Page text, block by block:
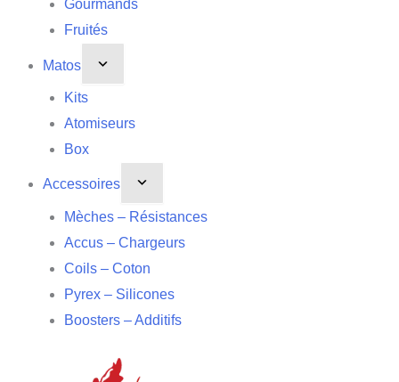
Gourmands
Fruités
Matos
Kits
Atomiseurs
Box
Accessoires
Mèches – Résistances
Accus – Chargeurs
Coils – Coton
Pyrex – Silicones
Boosters – Additifs